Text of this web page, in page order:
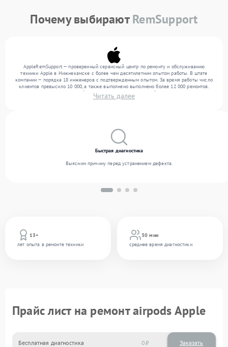
Почему выбираютRemSupport
AppleRemSupport — проверенный сервисный центр по ремонту и обслуживанию
техники Apple в Нижнекамске с более чем десятилетним опытом работы. В штате
компании — порядка 18 инженеров с подтвержденным опытом. За время работы число
клиентов превысило 10 000, а также выполнено выполнено более 12 000 ремонтов.
Ежемесячно в сервисный центр поступает от 300 устройств, включая , , . Мы
выполняем ремонт различного уровня сложности и предлагаем стабильный уровень
Читать далее
13+
лет опыта в ремонте техники
30 мин
среднее время диагностики
Быстрая диагностика
Выясним причину перед устранением дефекта.
Прайс лист на ремонт airpods Apple
Бесплатная диагностика 0 Заказать